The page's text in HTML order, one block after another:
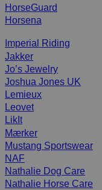
HorseGuard
Horsena
Imperial Riding
Jakker
Jo’s Jewelry
Joshua Jones UK
Lemieux
Leovet
LikIt
Mærker
Mustang Sportswear
NAF
Nathalie Dog Care
Nathalie Horse Care